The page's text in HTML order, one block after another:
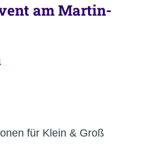
am Martin-
für Klein & Groß